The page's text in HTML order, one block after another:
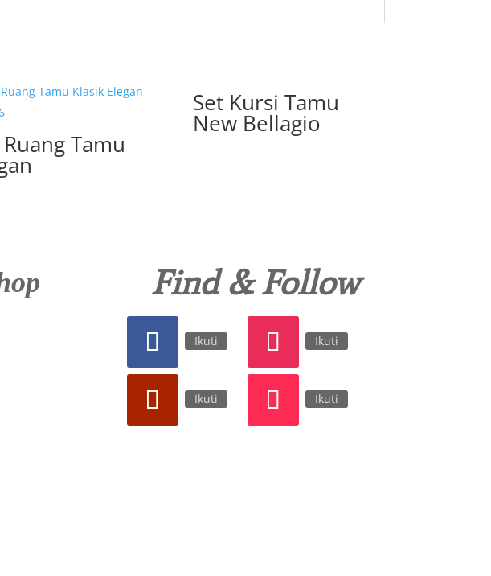
Tamu
Set Kursi Tamu
New Bellagio
Find & Follow
Ikuti Ikuti
Ikuti Ikuti